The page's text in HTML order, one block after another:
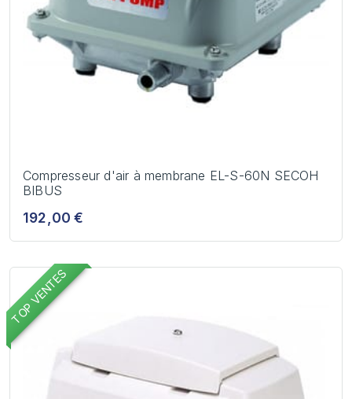
Compresseur d'air à membrane EL-S-60N SECOH
BIBUS
192,00 €
TOP VENTES